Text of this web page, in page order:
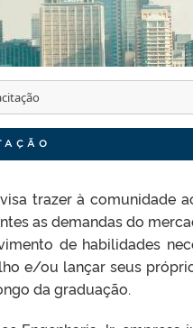
trazer à comunidade
as demandas do
de habilidades
e/ou lançar seus
da graduação.